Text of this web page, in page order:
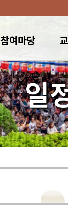
참여마당
일